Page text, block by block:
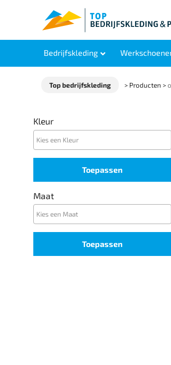
Bedrijfskleding
Top bedrijfskleding > Producten >
Kleur
Toepassen
Maat
Toepassen